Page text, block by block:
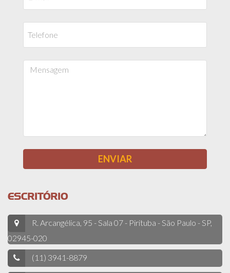
ESCRITÓRIO
R. Arcangélica, 95 - Sala 07 - Pirituba - São Paulo - SP,
02945-020
(11) 3941-8879